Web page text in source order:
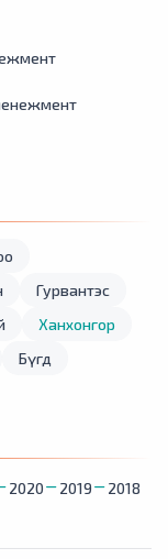
Гурвантэс
Ханхонгор
Бүгд
2020 2019
2018